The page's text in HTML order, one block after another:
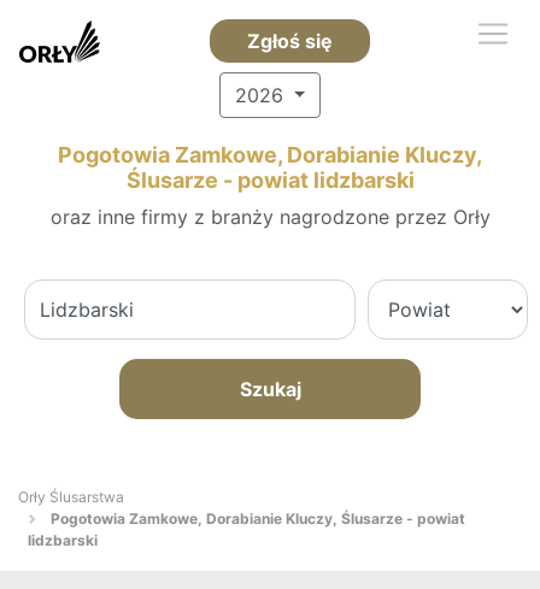
Zgłoś się
2026
Pogotowia Zamkowe, Dorabianie Kluczy,
Ślusarze - powiat lidzbarski
oraz inne firmy z branży nagrodzone przez Orły
Szukaj
Orły Ślusarstwa
Pogotowia Zamkowe, Dorabianie Kluczy, Ślusarze - powiat
lidzbarski